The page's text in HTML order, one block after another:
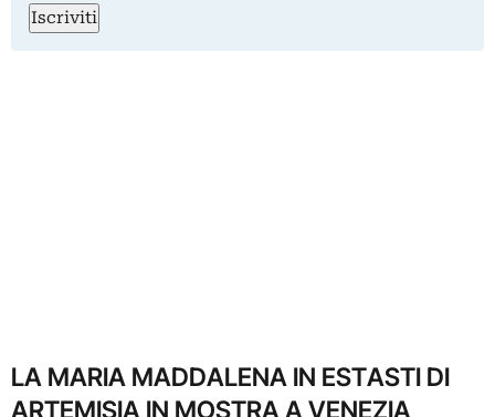
Iscriviti
LA MARIA MADDALENA IN ESTASTI DI
ARTEMISIA IN MOSTRA A VENEZIA